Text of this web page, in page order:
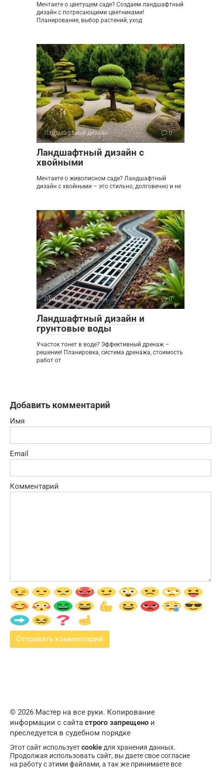
Мечтаете о цветущем саде? Создаем ландшафтный
дизайн с потрясающими цветниками!
Планирование, выбор растений, уход
Ландшафтный дизайн 0
Ландшафтный дизайн с
хвойными
Мечтаете о живописном саде? Ландшафтный
дизайн с хвойными – это стильно, долговечно и не
Ландшафтный дизайн 0
Ландшафтный дизайн и
грунтовые воды
Участок тонет в воде? Эффективный дренаж –
решение! Планировка, система дренажа, стоимость
работ от
Добавить комментарий
Имя
Email
Комментарий
© 2026 Мастер на все руки. Копирование
информации с сайта строго запрещено и
преследуется в судебном порядке
Этот сайт используетcookieдля хранения данных.
Продолжая использовать сайт, вы даете свое согласие
на работу с этими файлами, а так же принимаете все